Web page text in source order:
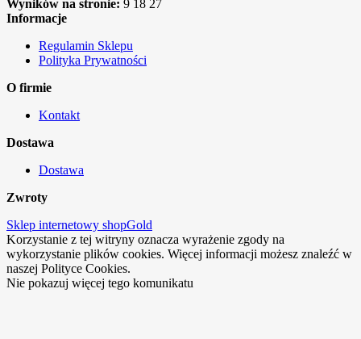
Wyników na stronie: 9 18 27
Informacje
Regulamin Sklepu
Polityka Prywatności
O firmie
Kontakt
Dostawa
Dostawa
Zwroty
Sklep internetowy shopGold
Korzystanie z tej witryny oznacza wyrażenie zgody na
wykorzystanie plików cookies. Więcej informacji możesz znaleźć w
naszej Polityce Cookies.
Nie pokazuj więcej tego komunikatu